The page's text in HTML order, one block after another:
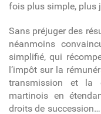
fois plus simple, plus
Sans préjuger des
néanmoins
simplifié, qui
l’impôt sur la
transmission et la
martinois en
droits de